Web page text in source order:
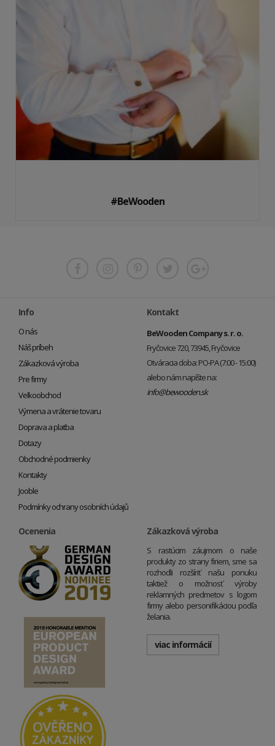
#BeWooden
Info
O nás
Náš príbeh
Zákazková výroba
Pre firmy
Veľkoobchod
Výmena a vrátenie tovaru
Doprava a platba
Dotazy
Obchodné podmienky
Kontakty
Jooble
Podmínky ochrany osobních údajů
Kontakt
BeWooden Company s. r. o.
Fryčovice 720, 73945, Fryčovice
Otváracia doba: PO-PA (7:00 - 15:00)
alebo nám napíšte na:
info@bewooden.sk
Ocenenia Zákazková výroba
S rastúcim záujmom o naše
produkty zo strany firiem, sme sa
rozhodli rozšíriť našu ponuku
taktiež o možnosť výroby
reklamných predmetov s logom
firmy alebo personifikáciou podľa
želania.
viac informácií